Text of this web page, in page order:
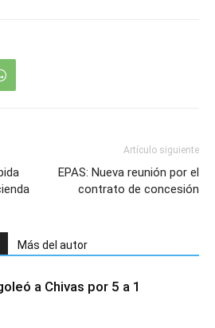
Artículo siguiente
EPAS: Nueva reunión por el
contrato de concesión
Más del autor
a Chivas por 5 a 1